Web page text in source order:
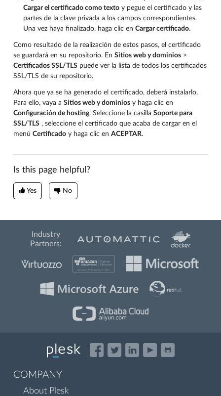
Cargar el certificado como texto y pegue el certificado y las
partes de la clave privada a los campos correspondientes.
Una vez haya finalizado, haga clic en Cargar certificado.
Como resultado de la realización de estos pasos, el certificado
se guardará en su repositorio. En Sitios web y dominios >
Certificados SSL/TLS puede ver la lista de todos los certificados
SSL/TLS de su repositorio.
Ahora que ya se ha generado el certificado, deberá instalarlo.
Para ello, vaya a Sitios web y dominios y haga clic en
Configuración de hosting. Seleccione la casilla Soporte para
SSL/TLS , seleccione el certificado que acaba de cargar en el
menú Certificado y haga clic en ACEPTAR.
Is this page helpful?
Yes No
Industry
Partners:
COMPANY
About Plesk